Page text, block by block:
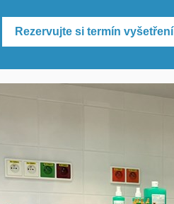
Rezervujte si termín vyšetření